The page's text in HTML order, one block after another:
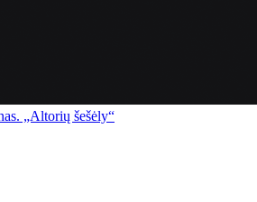
„Altorių šešėly“